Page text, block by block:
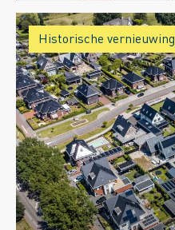
Historische vernieuwing